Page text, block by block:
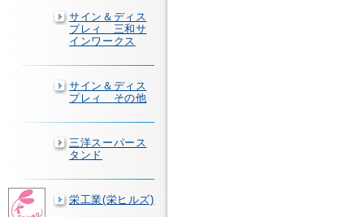
サイン＆ディス
プレィ 三和サ
インワークス
サイン＆ディス
プレィ その他
三洋スーパース
タンド
栄工業(栄ヒルズ)